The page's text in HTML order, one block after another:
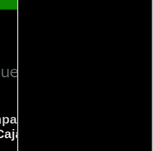
interesar...
película